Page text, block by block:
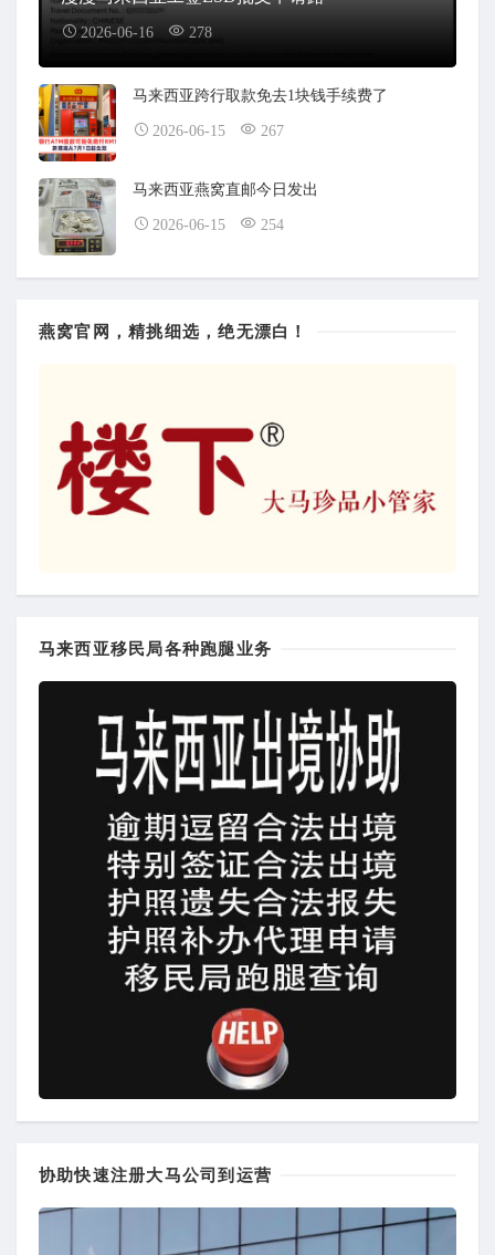
2026-06-16 278
马来西亚跨行取款免去1块钱手续费了
2026-06-15 267
马来西亚燕窝直邮今日发出
2026-06-15 254
燕窝官网，精挑细选，绝无漂白！
马来西亚移民局各种跑腿业务
协助快速注册大马公司到运营